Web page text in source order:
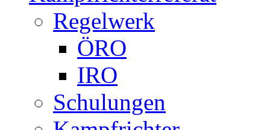
Regelwerk
ÖRO
IRO
Schulungen